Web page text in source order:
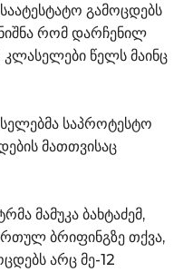
გამოცდებს
რომ დარჩენილ
კლასელები წელს მაინც
საპროტესტო
მათთვისაც
მამუკა ბახტაძემ,
ბრიფინგზე თქვა,
არც მე-12